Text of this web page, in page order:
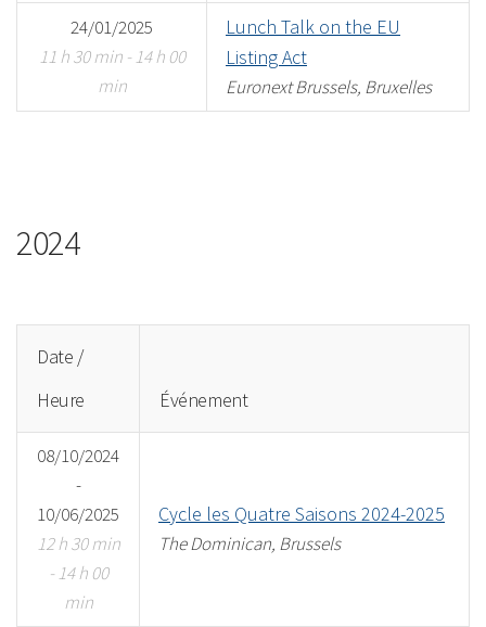
24/01/2025
11 h 30 min - 14 h 00
min
Lunch Talk on the EU
Listing Act
Euronext Brussels, Bruxelles
2024
Date /
Heure
Événement
08/10/2024
-
10/06/2025
12 h 30 min
- 14 h 00
min
Cycle les Quatre Saisons 2024-2025
The Dominican, Brussels